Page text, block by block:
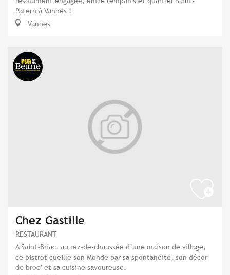
Patern à Vannes !
Vannes
Chez Gastille
RESTAURANT
A Saint-Briac, au rez-de-chaussée d’une maison de village,
ce bistrot cueille son Monde par sa spontanéité, son décor
de broc’ et sa cuisine savoureuse.